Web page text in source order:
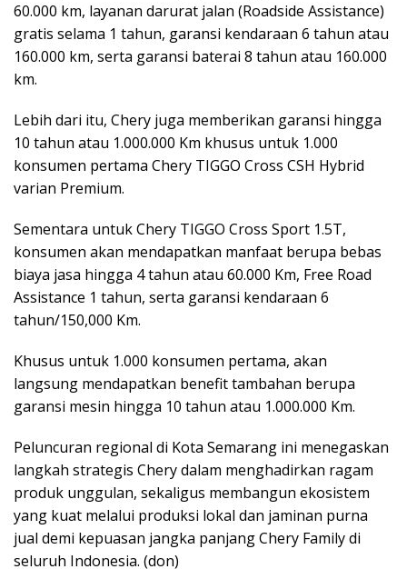
60.000 km, layanan darurat jalan (Roadside Assistance)
gratis selama 1 tahun, garansi kendaraan 6 tahun atau
160.000 km, serta garansi baterai 8 tahun atau 160.000
km.
Lebih dari itu, Chery juga memberikan garansi hingga
10 tahun atau 1.000.000 Km khusus untuk 1.000
konsumen pertama Chery TIGGO Cross CSH Hybrid
varian Premium.
Sementara untuk Chery TIGGO Cross Sport 1.5T,
konsumen akan mendapatkan manfaat berupa bebas
biaya jasa hingga 4 tahun atau 60.000 Km, Free Road
Assistance 1 tahun, serta garansi kendaraan 6
tahun/150,000 Km.
Khusus untuk 1.000 konsumen pertama, akan
langsung mendapatkan benefit tambahan berupa
garansi mesin hingga 10 tahun atau 1.000.000 Km.
Peluncuran regional di Kota Semarang ini menegaskan
langkah strategis Chery dalam menghadirkan ragam
produk unggulan, sekaligus membangun ekosistem
yang kuat melalui produksi lokal dan jaminan purna
jual demi kepuasan jangka panjang Chery Family di
seluruh Indonesia. (don)